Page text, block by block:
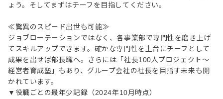
ょう。そしてまずはチーフを目指してください。
≪驚異のスピード出世も可能≫
ジョブローテーションではなく、各事業部で専門性を磨き上げ
てスキルアップできます。確かな専門性を土台にチーフとして
成果を出せば部長職へ。さらには「社長100人プロジェクト～
経営者育成塾」もあり、グループ会社の社長を目指す未来も開
かれています。
▼役職ごとの最年少記録（2024年10月時点）